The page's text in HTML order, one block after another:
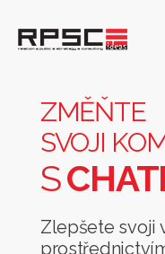
komunikaci
chatbotem
ZMĚŇTE
SVOJI
S
Zlepšete svoji